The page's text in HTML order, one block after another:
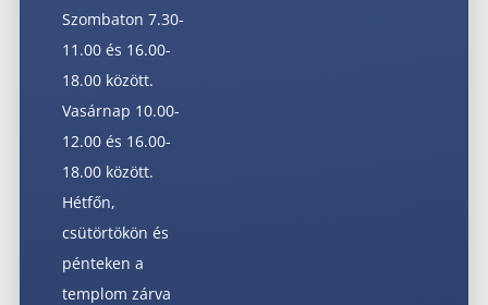
Szombaton 7.30-
11.00 és 16.00-
18.00 között.
Vasárnap 10.00-
12.00 és 16.00-
18.00 között.
Hétfőn,
csütörtökön és
pénteken a
templom zárva